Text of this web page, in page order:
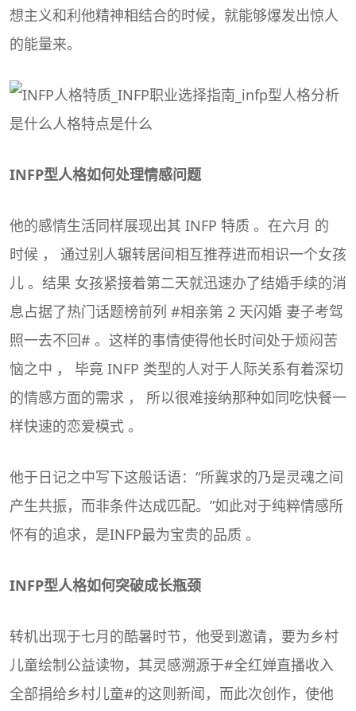
想主义和利他精神相结合的时候，就能够爆发出惊人
的能量来。
INFP型人格如何处理情感问题
他的感情生活同样展现出其 INFP 特质 。在六月 的
时候 ， 通过别人辗转居间相互推荐进而相识一个女孩
儿 。结果 女孩紧接着第二天就迅速办了结婚手续的消
息占据了热门话题榜前列 #相亲第 2 天闪婚 妻子考驾
照一去不回# 。这样的事情使得他长时间处于烦闷苦
恼之中 ， 毕竟 INFP 类型的人对于人际关系有着深切
的情感方面的需求 ， 所以很难接纳那种如同吃快餐一
样快速的恋爱模式 。
他于日记之中写下这般话语：“所冀求的乃是灵魂之间
产生共振，而非条件达成匹配。”如此对于纯粹情感所
怀有的追求，是INFP最为宝贵的品质 。
INFP型人格如何突破成长瓶颈
转机出现于七月的酷暑时节，他受到邀请，要为乡村
儿童绘制公益读物，其灵感溯源于#全红婵直播收入
全部捐给乡村儿童#的这则新闻，而此次创作，使他